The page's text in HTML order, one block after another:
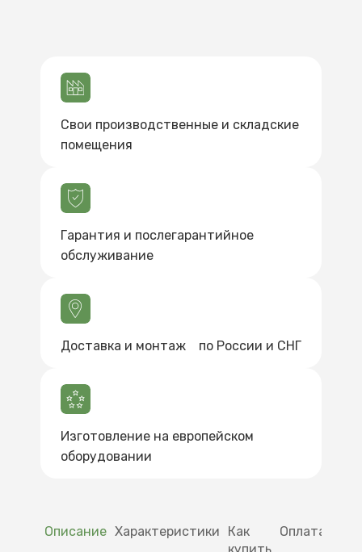
Свои производственные и складские
помещения
Гарантия и послегарантийное
обслуживание
Доставка и монтаж по России и СНГ
Изготовление на европейском
оборудовании
Описание Характеристики
Как
Оплата